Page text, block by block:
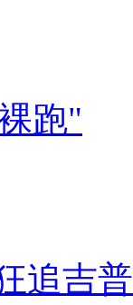
跑"
追吉